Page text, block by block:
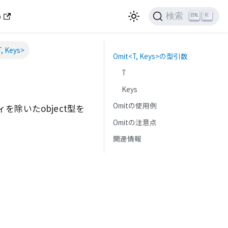
検索 K
Keys>
を除いたobject型を
Omit<T, Keys>の型引数
T
Keys
Omitの使用例
Omitの注意点
関連情報